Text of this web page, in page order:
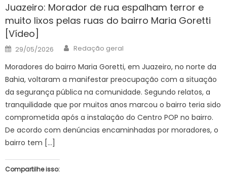
Juazeiro: Morador de rua espalham terror e
muito lixos pelas ruas do bairro Maria Goretti
[Vídeo]
Posted
on
29/05/2026 Author
Redação geral
Moradores do bairro Maria Goretti, em Juazeiro, no norte da
Bahia, voltaram a manifestar preocupação com a situação
da segurança pública na comunidade. Segundo relatos, a
tranquilidade que por muitos anos marcou o bairro teria sido
comprometida após a instalação do Centro POP no bairro.
De acordo com denúncias encaminhadas por moradores, o
bairro tem […]
Compartilhe isso: